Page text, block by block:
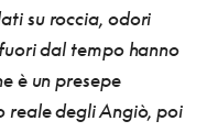
su roccia, odori
dal tempo hanno
è un presepe
reale degli Angiò, poi